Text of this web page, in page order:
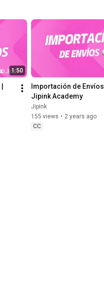
1:50
Importación de Envíos |
Jipink Academy
Jipink
155 views • 2 years ago
CC